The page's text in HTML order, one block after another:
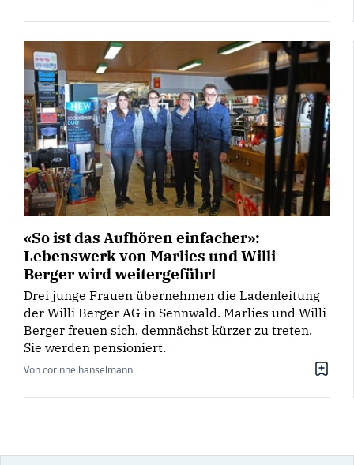
«So ist das Aufhören einfacher»:
Lebenswerk von Marlies und Willi
Berger wird weitergeführt
Drei junge Frauen übernehmen die Ladenleitung
der Willi Berger AG in Sennwald. Marlies und Willi
Berger freuen sich, demnächst kürzer zu treten.
Sie werden pensioniert.
Von corinne.hanselmann